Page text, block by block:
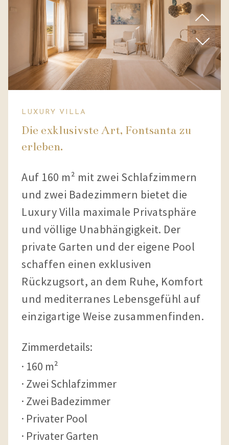
LUXURY VILLA
Die exklusivste Art, Fontsanta zu
erleben.
Auf 160 m² mit zwei Schlafzimmern
und zwei Badezimmern bietet die
Luxury Villa maximale Privatsphäre
und völlige Unabhängigkeit. Der
private Garten und der eigene Pool
schaffen einen exklusiven
Rückzugsort, an dem Ruhe, Komfort
und mediterranes Lebensgefühl auf
einzigartige Weise zusammenfinden.
Zimmerdetails:
160 m²
Zwei Schlafzimmer
Zwei Badezimmer
Privater Pool
Privater Garten